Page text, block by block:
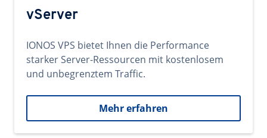
vServer
IONOS VPS bietet Ihnen die Performance
starker Server-Ressourcen mit kostenlosem
und unbegrenztem Traffic.
Mehr erfahren